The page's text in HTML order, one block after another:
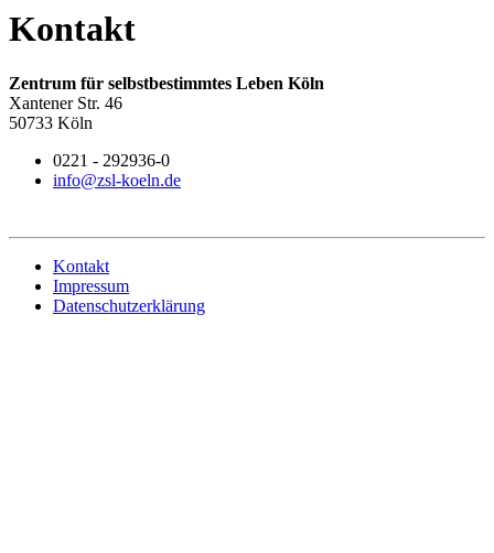
Kontakt
Zentrum für selbstbestimmtes Leben Köln
Xantener Str. 46
50733 Köln
0221 - 292936-0
info@zsl-koeln.de
Kontakt
Impressum
Datenschutzerklärung